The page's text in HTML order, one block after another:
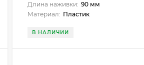
Длина наживки: 90 мм
Материал: Пластик
В НАЛИЧИИ